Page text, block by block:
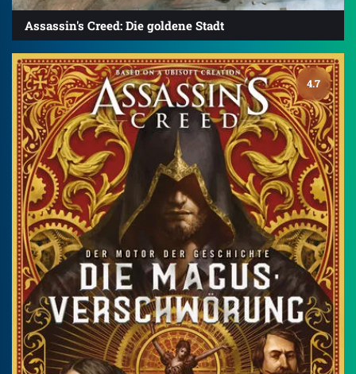
Assassin's Creed: Die goldene Stadt
4.7